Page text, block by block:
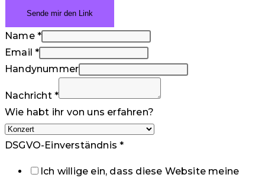
Name *
Email*
Handynummer
Nachricht *
Wie habt ihr von uns erfahren?
DSGVO-Einverständnis*
Ich willige ein, dass diese Website meine